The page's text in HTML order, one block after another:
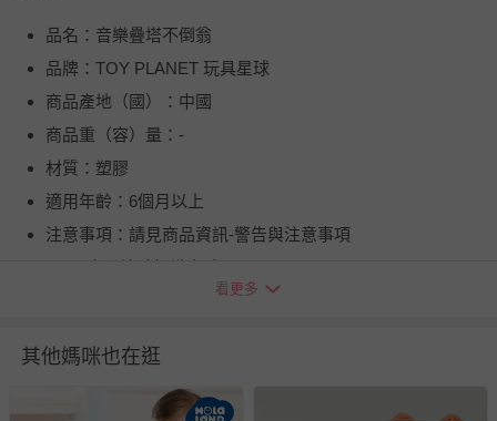
品名：音樂疊塔不倒翁
品牌：TOY PLANET 玩具星球
商品產地（國）：中國
商品重（容）量：-
材質：塑膠
適用年齡：6個月以上
注意事項：請見商品資訊-警告與注意事項
並非試用期，您所退回的商品必須是未經使用的全新狀態，
看更多
其他媽咪也在逛